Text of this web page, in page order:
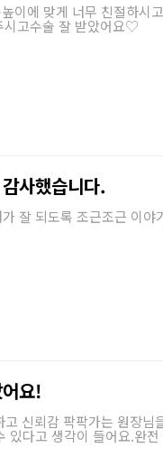
이에 맞게 너무 친절하시
시고수술 잘 받았어요♡
사했습니다.
잘 되도록 조근조근 이
요!
신뢰감 팍팍가는 원장
다고 생각이 들어요.완